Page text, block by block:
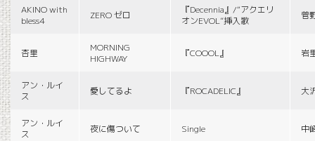
AKINO with
bless4
ZERO ゼロ
『Decennia』/“アクエリ
オンEVOL”挿入歌
菅
杏里
MORNING
HIGHWAY
『COOOL』 岩
アン・ルイ
ス
愛してるよ 『ROCADELIC』 大
アン・ルイ
ス
夜に傷ついて Single 中